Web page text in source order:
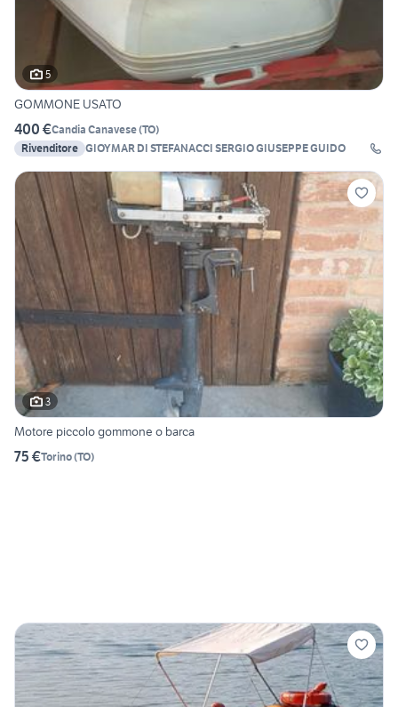
5
GOMMONE USATO
400 €Candia Canavese(TO)
Rivenditore GIOYMAR DI STEFANACCI SERGIO GIUSEPPE GUIDO
3
Motore piccolo gommone o barca
75 €Torino(TO)